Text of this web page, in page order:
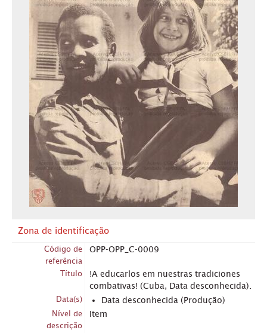
Zona de identificação
Código de
referência
OPP-OPP_C-0009
Título
!A educarlos em nuestras tradiciones
combativas! (Cuba, Data desconhecida).
Data(s) Data desconhecida (Produção)
Nível de
descrição
Item